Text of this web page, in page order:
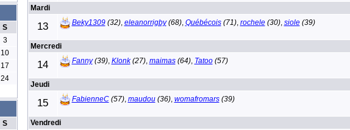
Mardi
13 Beky1309(32), eleanorrigby(68), Québécois(71), rochele(30), siole(39)
Mercredi
14 Fanny(39), Klonk(27), maimas(64), Tatoo(57)
Jeudi
15 FabienneC(57), maudou(36), womafromars(39)
Vendredi
S
3
10
17
24
S